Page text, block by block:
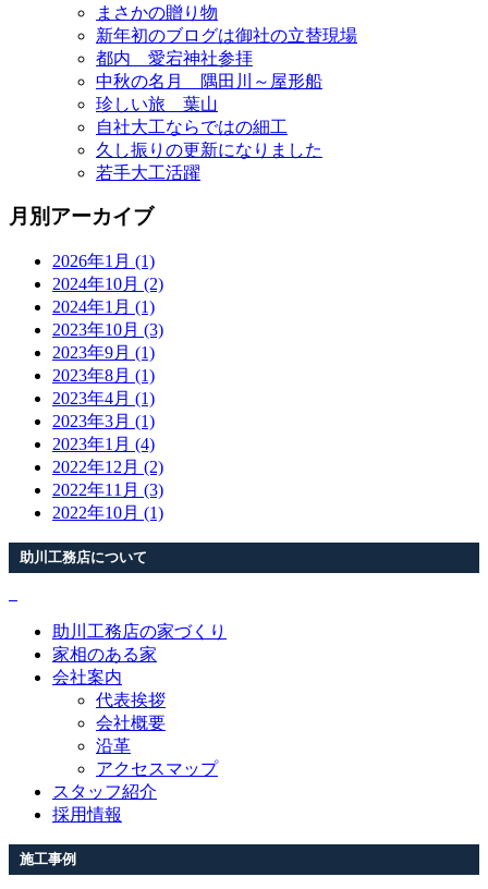
まさかの贈り物
新年初のブログは御社の立替現場
都内 愛宕神社参拝
中秋の名月 隅田川～屋形船
珍しい旅 葉山
自社大工ならではの細工
久し振りの更新になりました
若手大工活躍
月別アーカイブ
2026年1月 (1)
2024年10月 (2)
2024年1月 (1)
2023年10月 (3)
2023年9月 (1)
2023年8月 (1)
2023年4月 (1)
2023年3月 (1)
2023年1月 (4)
2022年12月 (2)
2022年11月 (3)
2022年10月 (1)
助川工務店について
助川工務店の家づくり
家相のある家
会社案内
代表挨拶
会社概要
沿革
アクセスマップ
スタッフ紹介
採用情報
施工事例